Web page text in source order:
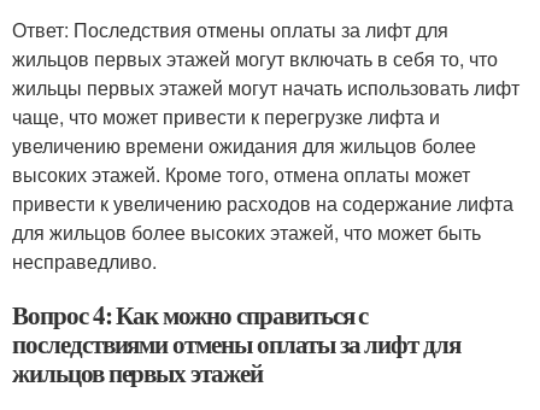
Ответ: Последствия отмены оплаты за лифт для
жильцов первых этажей могут включать в себя то, что
жильцы первых этажей могут начать использовать лифт
чаще, что может привести к перегрузке лифта и
увеличению времени ожидания для жильцов более
высоких этажей. Кроме того, отмена оплаты может
привести к увеличению расходов на содержание лифта
для жильцов более высоких этажей, что может быть
несправедливо.
Вопрос 4: Как можно справиться с
последствиями отмены оплаты за лифт для
жильцов первых этажей